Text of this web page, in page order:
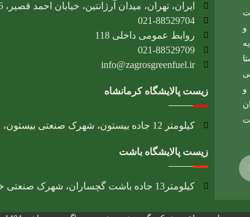
و
و
ایران، تهران، میدان آرژانتین، خیابان احمد قصیر، 16 غربی، پلاک 9، طبقه پنجم
021-88529704
روابط عمومی داخلی 118
021-88529709
info@zagrosgreenfuel.ir​
زیست پالایشگاه کرمانشاه
کیلومتر 12 جاده بیستون، شهرک صنعتی بیستون، انتهای بلوار رازی، بلوار خوارزمی
زیست پالایشگاه باشت
کیلومتر13 جاده باشت گچساران، شهرک صنعتی خان احمد